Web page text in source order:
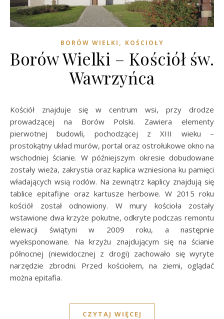
BORÓW WIELKI , KOŚCIOŁY
Borów Wielki – Kościół św.
Wawrzyńca
Kościół znajduje się w centrum wsi, przy drodze
prowadzącej na Borów Polski. Zawiera elementy
pierwotnej budowli, pochodzącej z XIII wieku –
prostokątny układ murów, portal oraz ostrołukowe okno na
wschodniej ścianie. W późniejszym okresie dobudowane
zostały wieża, zakrystia oraz kaplica wzniesiona ku pamięci
władających wsią rodów. Na zewnątrz kaplicy znajdują się
tablice epitafijne oraz kartusze herbowe. W 2015 roku
kościół został odnowiony. W mury kościoła zostały
wstawione dwa krzyże pokutne, odkryte podczas remontu
elewacji świątyni w 2009 roku, a następnie
wyeksponowane. Na krzyżu znajdującym się na ścianie
północnej (niewidocznej z drogi) zachowało się wyryte
narzędzie zbrodni. Przed kościołem, na ziemi, oglądać
można epitafia.
CZYTAJ WIĘCEJ